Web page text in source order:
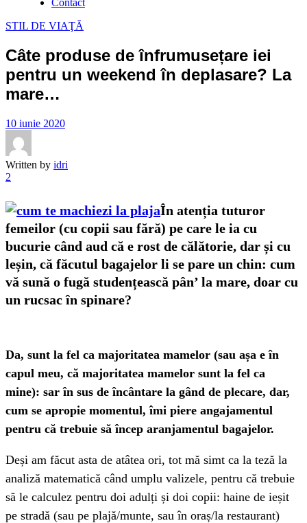
Contact
STIL DE VIAŢĂ
Câte produse de înfrumusețare iei
pentru un weekend în deplasare? La
mare…
10 iunie 2020
Written by idri
2
În atenția tuturor
femeilor (cu copii sau fără) pe care le ia cu
bucurie când aud că e rost de călătorie, dar și cu
leșin, că făcutul bagajelor li se pare un chin: cum
vă sună o fugă studențească pân’ la mare, doar cu
un rucsac în spinare?
Da, sunt la fel ca majoritatea mamelor (sau așa e în
capul meu, că majoritatea mamelor sunt la fel ca
mine): sar în sus de încântare la gând de plecare, dar,
cum se apropie momentul, îmi piere angajamentul
pentru că trebuie să încep aranjamentul bagajelor.
Deși am făcut asta de atâtea ori, tot mă simt ca la teză la
analiză matematică când umplu valizele, pentru că trebuie
să le calculez pentru doi adulți și doi copii: haine de ieșit
pe stradă (sau pe plajă/munte, sau în oraș/la restaurant)